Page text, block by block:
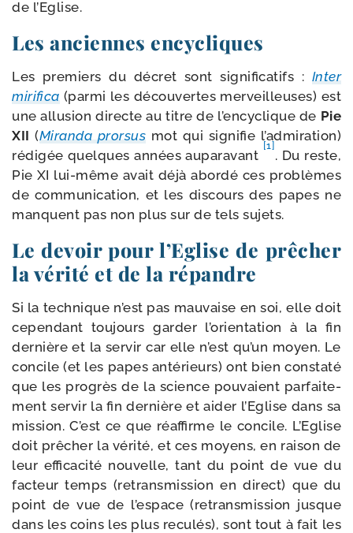
de l’Eglise.
Les anciennes encycliques
Les pre­miers du décret sont signi­fi­ca­tifs : Inter
miri­fi­ca(par­mi les décou­vertes mer­veilleuses) est
une allu­sion directe au titre de l’encyclique de Pie
XII (Miranda pror­sus mot qui signi­fie l’admiration)
rédi­gée quelques années aupa­ra­vant
[1]
. Du reste,
Pie XI lui-​même avait déjà abor­dé ces pro­blèmes
de com­mu­ni­ca­tion, et les dis­cours des papes ne
manquent pas non plus sur de tels sujets.
Le devoir pour l’Eglise de prêcher
la vérité et de la répandre
Si la tech­nique n’est pas mau­vaise en soi, elle doit
cepen­dant tou­jours gar­der l’orientation à la fin
der­nière et la ser­vir car elle n’est qu’un moyen. Le
concile (et les papes anté­rieurs) ont bien consta­té
que les pro­grès de la science pou­vaient par­fai­te­
ment ser­vir la fin der­nière et aider l’Eglise dans sa
mis­sion. C’est ce que réaf­firme le concile. L’Eglise
doit prê­cher la véri­té, et ces moyens, en rai­son de
leur effi­ca­ci­té nou­velle, tant du point de vue du
fac­teur temps (retrans­mis­sion en direct) que du
point de vue de l’espace (retrans­mis­sion jusque
dans les coins les plus recu­lés), sont tout à fait les